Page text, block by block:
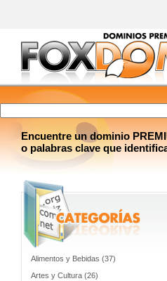
Encuentre un dominio
o palabras clave que
Alimentos y Bebidas (37)
Artes y Cultura (26)